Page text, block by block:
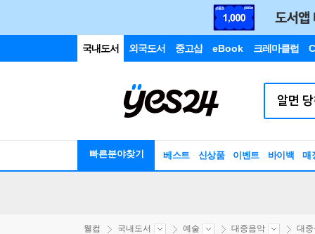
국내도서 외국도서 중고샵 eBook 크레마클럽
빠른분야찾기 베스트 신상품 이벤트 바이백 매
웰컴 국내도서 예술 대중음악 대